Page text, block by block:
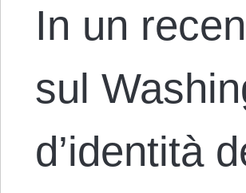
In un
sul
d’identità